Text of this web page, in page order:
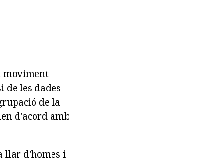
moviment
de les dades
de la
d'acord amb
llar d'homes i